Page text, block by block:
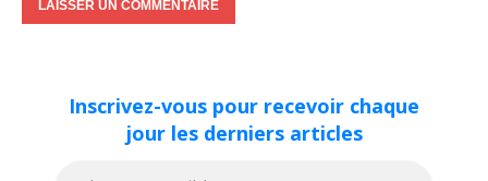
Inscrivez-vous pour recevoir chaque
jour les derniers articles